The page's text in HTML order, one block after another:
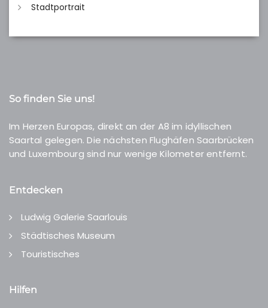
Stadtportrait
So finden Sie uns!
Im Herzen Europas, direkt an der A8 im idyllischen
Saartal gelegen. Die nächsten Flughäfen Saarbrücken
und Luxembourg sind nur wenige Kilometer entfernt.
Entdecken
Ludwig Galerie Saarlouis
Städtisches Museum
Touristisches
Hilfen